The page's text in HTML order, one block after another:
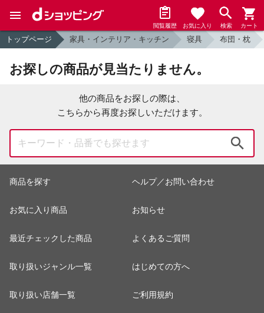
閲覧履歴 お気に入り 検索 カート
トップページ 家具・インテリア・キッチン 寝具 布団・枕
お探しの商品が見当たりません。
他の商品をお探しの際は、
こちらから再度お探しいただけます。
商品を探す
お気に入り商品
最近チェックした商品
取り扱いジャンル一覧
取り扱い店舗一覧
ヘルプ／お問い合わせ
お知らせ
よくあるご質問
はじめての方へ
ご利用規約